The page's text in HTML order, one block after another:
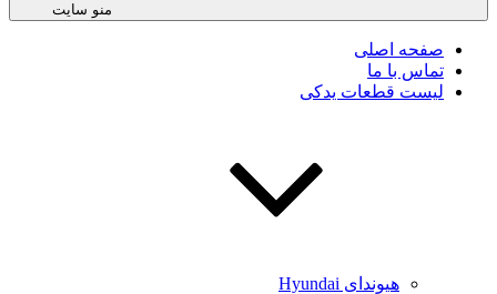
منو سایت
صفحه اصلی
تماس با ما
لیست قطعات یدکی
هیوندای Hyundai